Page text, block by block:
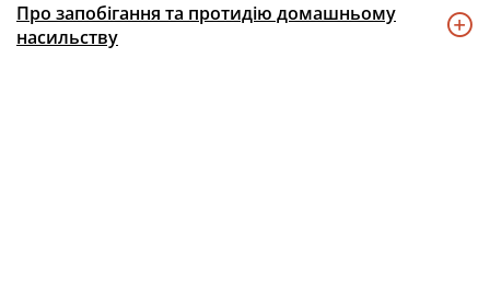
Про запобігання та протидію домашньому
насильству